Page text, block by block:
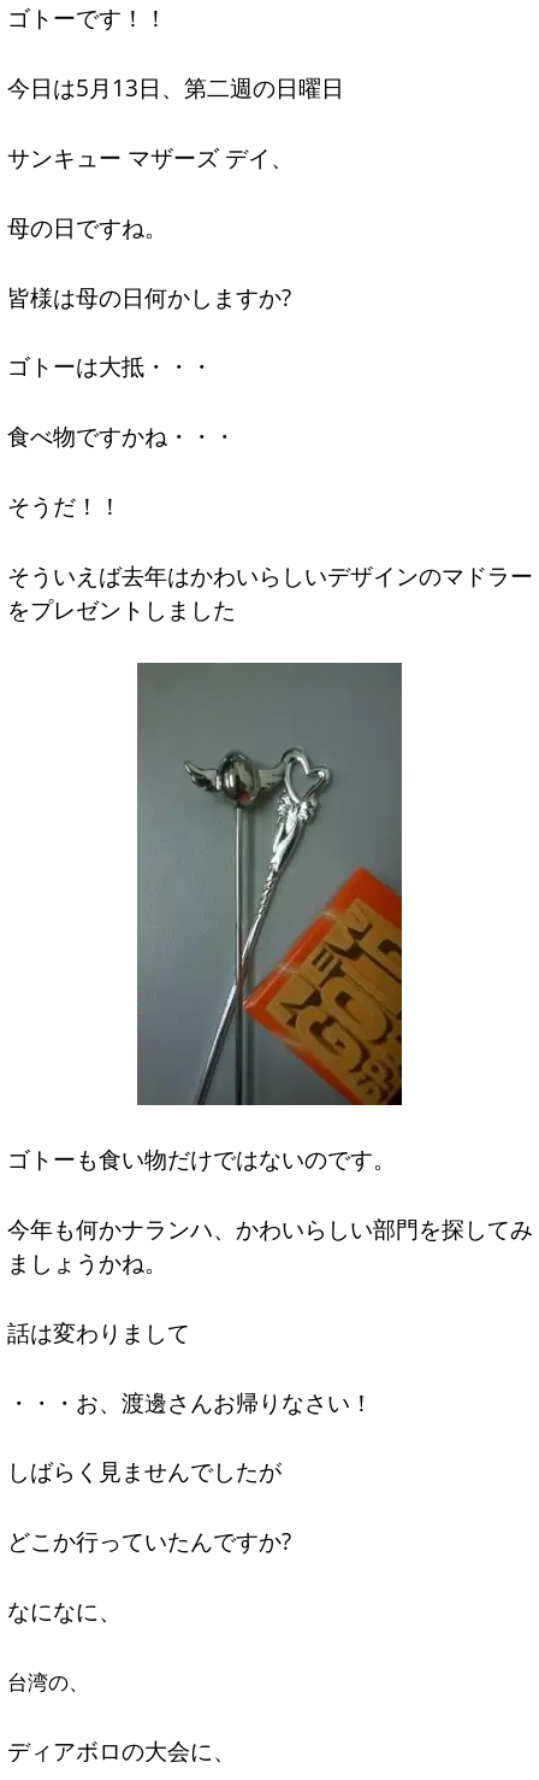
ゴトーです！！
今日は5月13日、第二週の日曜日
サンキュー マザーズ デイ、
母の日ですね。
皆様は母の日何かしますか?
ゴトーは大抵・・・
食べ物ですかね・・・
そうだ！！
そういえば去年はかわいらしいデザインのマドラー
をプレゼントしました
ゴトーも食い物だけではないのです。
今年も何かナランハ、かわいらしい部門を探してみ
ましょうかね。
話は変わりまして
・・・お、渡邊さんお帰りなさい！
しばらく見ませんでしたが
どこか行っていたんですか?
なになに、
台湾の、
ディアボロの大会に、